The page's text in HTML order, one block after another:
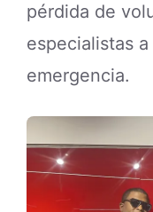
pérdida de
especialistas
emergencia.